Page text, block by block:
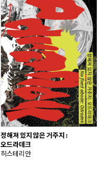
정해져 있지 않은 거주지:
오드라데크
히스테리안